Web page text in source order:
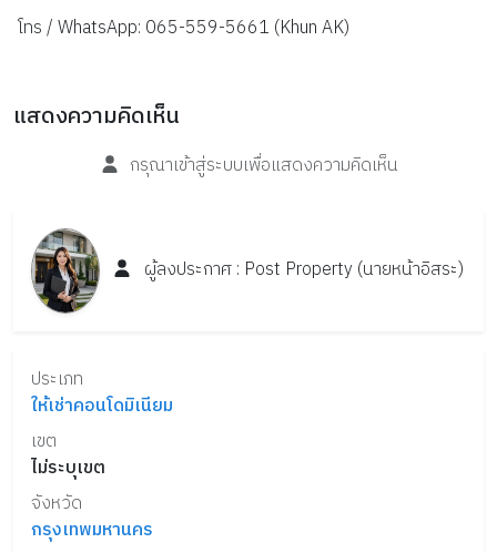
โทร / WhatsApp: 065-559-5661 (Khun AK)
แสดงความคิดเห็น
กรุณาเข้าสู่ระบบเพื่อแสดงความคิดเห็น
ผู้ลงประกาศ : Post Property(นายหน้าอิสระ)
ประเภท
ให้เช่าคอนโดมิเนียม
เขต
ไม่ระบุเขต
จังหวัด
กรุงเทพมหานคร